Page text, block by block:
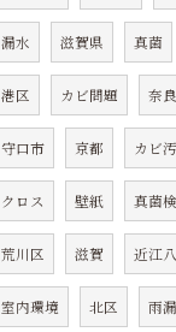
漏水 滋賀県 真菌
港区 カビ問題 奈
守口市 京都 カビ
クロス 壁紙 真菌
荒川区 滋賀 近江
室内環境 北区 雨